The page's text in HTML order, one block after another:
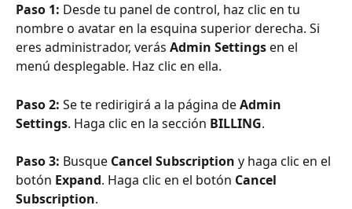
Paso 1: Desde tu panel de control, haz clic en tu
nombre o avatar en la esquina superior derecha. Si
eres administrador, verás Admin Settings en el
menú desplegable. Haz clic en ella.
Paso 2: Se te redirigirá a la página de Admin
Settings. Haga clic en la sección BILLING.
Paso 3: Busque Cancel Subscription y haga clic en el
botón Expand. Haga clic en el botón Cancel
Subscription.